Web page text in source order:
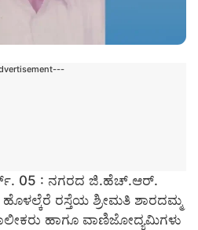
05 : ನಗರದ ಜಿ.ಹೆಚ್.ಆರ್.
ರಸ್ತೆಯ ಶ್ರೀಮತಿ ಶಾರದಮ್ಮ
ಹಾಗೂ ವಾಣಿಜೋದ್ಯಮಿಗಳು